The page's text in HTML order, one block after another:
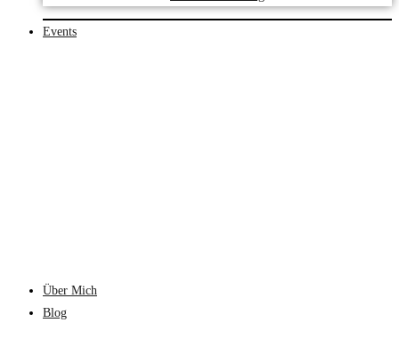
Events
Über Mich
Blog